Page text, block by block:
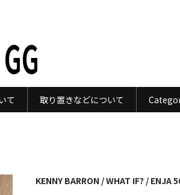
て 取り置きなどについて
KENNY BARRON / WHAT IF? / ENJA